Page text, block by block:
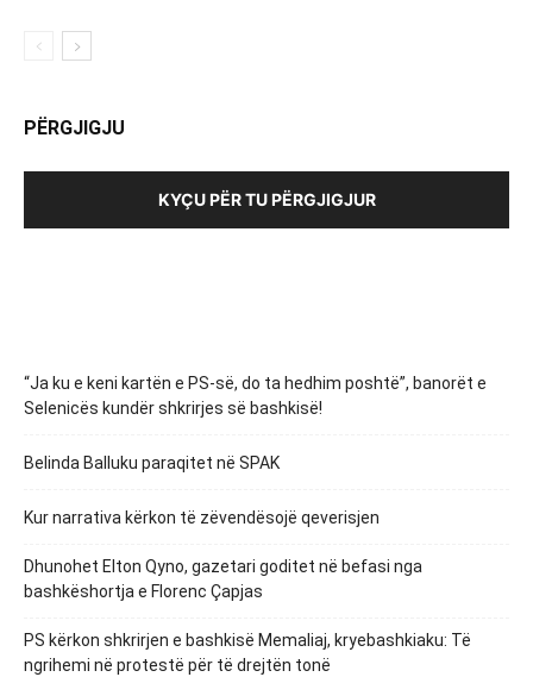
PËRGJIGJU
KYÇU PËR TU PËRGJIGJUR
“Ja ku e keni kartën e PS-së, do ta hedhim poshtë”, banorët e
Selenicës kundër shkrirjes së bashkisë!
Belinda Balluku paraqitet në SPAK
Kur narrativa kërkon të zëvendësojë qeverisjen
Dhunohet Elton Qyno, gazetari goditet në befasi nga
bashkëshortja e Florenc Çapjas
PS kërkon shkrirjen e bashkisë Memaliaj, kryebashkiaku: Të
ngrihemi në protestë për të drejtën tonë